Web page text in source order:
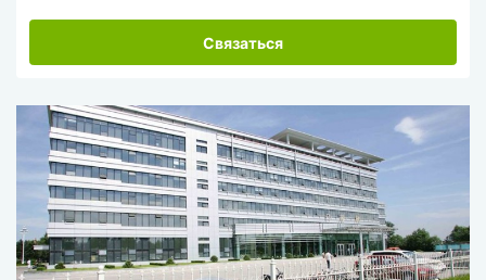
Связаться